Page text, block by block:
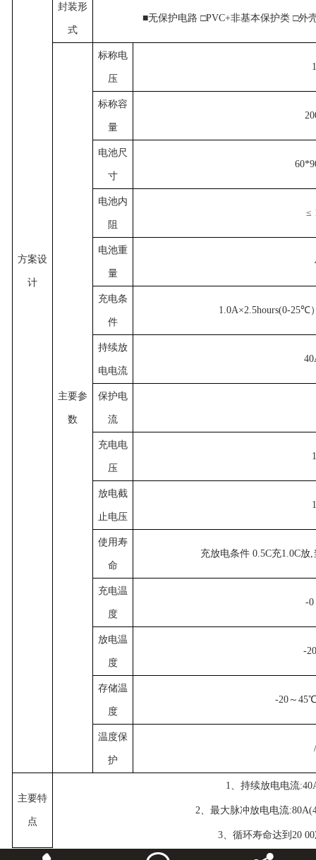
方案设
计
封装形
式
■无保护电路 □PVC+非基本保护类 □外
主要参
数
标称电
压
标称容
量
电池尺
寸
电池内
阻
≤
电池重
量
充电条
件
1.0A×2.5hours(0-25℃
持续放
电电流
保护电
流
充电电
压
放电截
止电压
使用寿
命
充放电条件 0.5C充1.0C放
充电温
度
-
放电温
度
-
存储温
度
-20～
温度保
护
主要特
点
1、持续放电电流
2、最大脉冲放电电流
3、循环寿命达到20